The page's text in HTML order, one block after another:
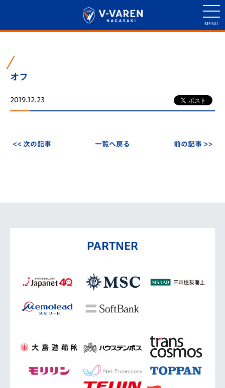
オフ
2019.12.23
<< 次の記事 一覧へ戻る 前の記事 >>
PARTNER